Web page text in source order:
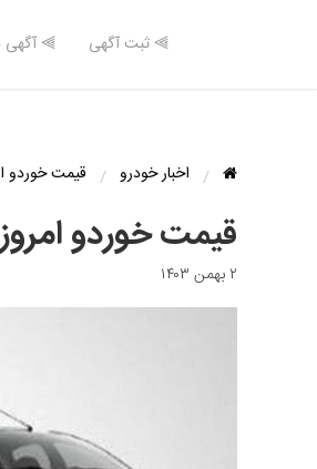
⫸ ثبت آگهی ⫸ آگهی
اخبار خودرو قیمت خوردو امروز ۲ بهمن ۱۴۰۳/ نوسان
قیمت خوردو امروز ۲ بهمن ۱۴۰۳/ نوسان بازار شدید شد +
۲ بهمن ۱۴۰۳